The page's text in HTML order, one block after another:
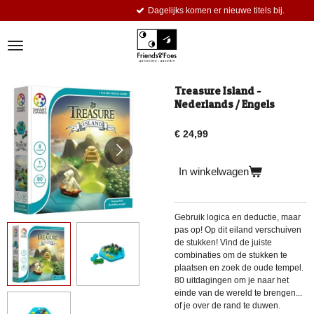
de
Dagelijks komen er nieuwe titels bij.
Treasure Island -
Nederlands / Engels
€ 24,99
In winkelwagen
Gebruik logica en deductie, maar
pas op! Op dit eiland verschuiven
de stukken! Vind de juiste
combinaties om de stukken te
plaatsen en zoek de oude tempel.
80 uitdagingen om je naar het
einde van de wereld te brengen...
of je over de rand te duwen.